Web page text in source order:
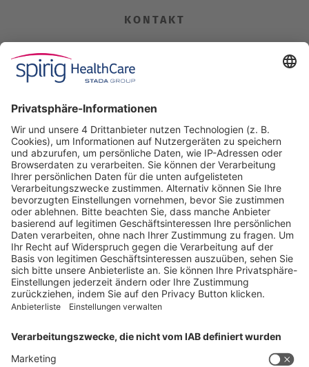
KONTAKT
Industriestrasse 30
CH-4622 Egerkingen
Tel. +41 62 388 85 00
info@spirig-healthcare.ch
Pharmakovigilanz
Für Meldungen von unerwünschten Arzneimittelwirkungen zu
einem Medikament von Spirig HealthCare AG
Tel. +41 62 388 85 88
pharmacovigilance@spirig-healthcare.ch
FOLGEN SIE UNS